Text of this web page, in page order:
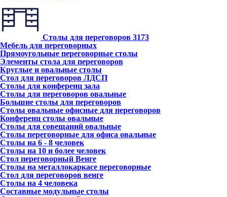
Столы для переговоров 3173
Мебель для переговорных
Прямоугольные переговорные столы
Элементы стола для переговоров
Круглые и овальные столы
Стол для переговоров ЛДСП
Столы для конференц зала
Столы для переговоров овальные
Большие столы для переговоров
Столы овальные офисные для переговоров
Конференц столы овальные
Столы для совещаний овальные
Столы переговорные для офиса овальные
Столы на 6 - 8 человек
Столы на 10 и более человек
Стол переговорный Венге
Столы на металлокаркасе переговорные
Стол для переговоров венге
Столы на 4 человека
Составные модульные столы